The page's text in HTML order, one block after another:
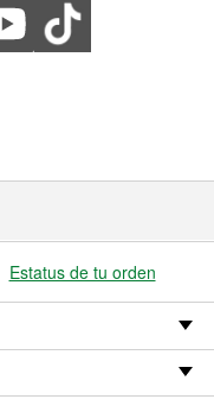
Estatus de tu orden